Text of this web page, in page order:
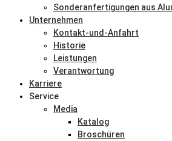
Sonderanfertigungen aus
Unternehmen
Kontakt-und-Anfahrt
Historie
Leistungen
Verantwortung
Karriere
Service
Media
Katalog
Broschüren